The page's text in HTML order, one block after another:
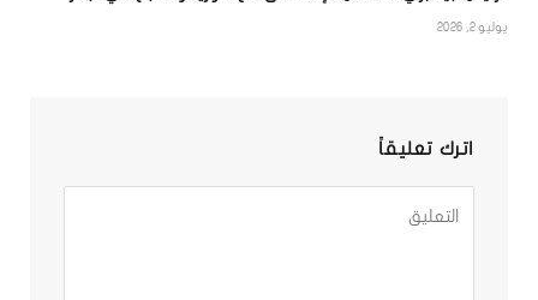
يوليو 2, 2026
اترك تعليقاً